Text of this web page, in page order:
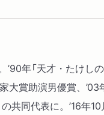
年「天才・たけし
賞助演男優賞、’03
共同代表に。’16年